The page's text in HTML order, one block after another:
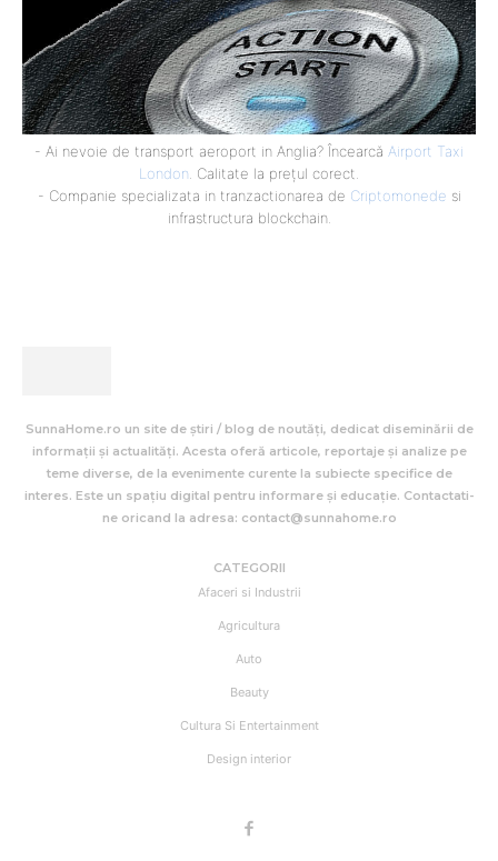
- Ai nevoie de transport aeroport in Anglia? Încearcă Airport Taxi
London. Calitate la prețul corect.
- Companie specializata in tranzactionarea de Criptomonede si
infrastructura blockchain.
SunnaHome.ro un site de știri / blog de noutăți, dedicat diseminării de
informații și actualități. Acesta oferă articole, reportaje și analize pe
teme diverse, de la evenimente curente la subiecte specifice de
interes. Este un spațiu digital pentru informare și educație. Contactati-
ne oricand la adresa: contact@sunnahome.ro
CATEGORII
Afaceri si Industrii
Agricultura
Auto
Beauty
Cultura Si Entertainment
Design interior